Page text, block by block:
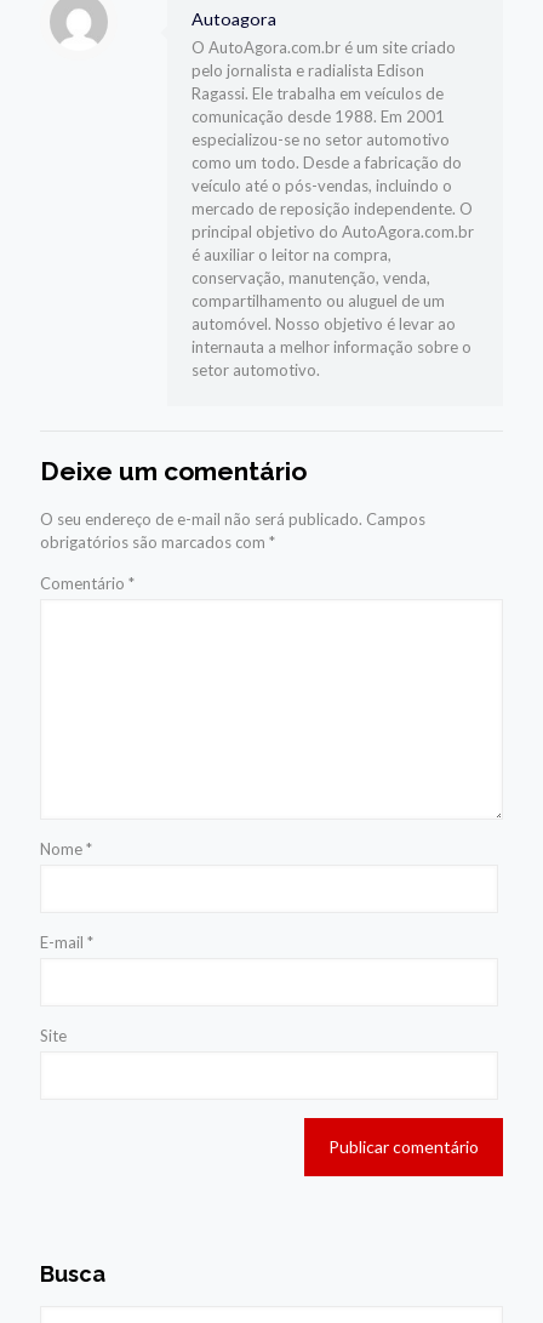
Autoagora
O AutoAgora.com.br é um site criado
pelo jornalista e radialista Edison
Ragassi. Ele trabalha em veículos de
comunicação desde 1988. Em 2001
especializou-se no setor automotivo
como um todo. Desde a fabricação do
veículo até o pós-vendas, incluindo o
mercado de reposição independente. O
principal objetivo do AutoAgora.com.br
é auxiliar o leitor na compra,
conservação, manutenção, venda,
compartilhamento ou aluguel de um
automóvel. Nosso objetivo é levar ao
internauta a melhor informação sobre o
setor automotivo.
Deixe um comentário
O seu endereço de e-mail não será publicado. Campos
obrigatórios são marcados com *
Comentário *
Nome*
E-mail *
Site
Busca